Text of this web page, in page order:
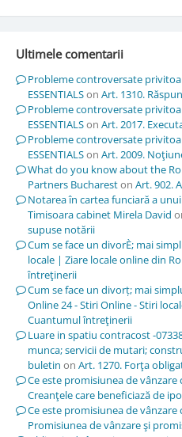
Ultimele comentarii
Probleme controversate
ESSENTIALSon Art. 1310.
Probleme controversate
ESSENTIALSon Art. 2017.
Probleme controversate
ESSENTIALSon Art. 2009.
What do you know about the
Partners Buchareston Art. 902.
Notarea în cartea funciară a
Timisoara cabinet Mirela David
supuse notării
Cum se face un divorÈ; mai
locale | Ziare locale online din
întreţinerii
Cum se face un divorț; mai
Online 24 - Stiri Online - Stiri
Cuantumul întreţinerii
Luare in spatiu contracost -
munca; servicii de mutari;
buletin on Art. 1270. Forţa
Ce este promisiunea de vânzare
Creanţele care beneficiază de
Ce este promisiunea de vânzare
Promisiunea de vânzare şi